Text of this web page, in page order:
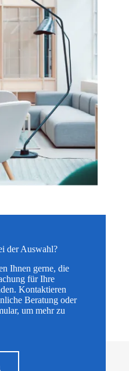
der Auswahl?
Ihnen gerne, die
für Ihre
Kontaktieren
Beratung oder
um mehr zu